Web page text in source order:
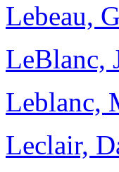
Lebeau,
LeBlanc,
Leblanc,
Leclair,